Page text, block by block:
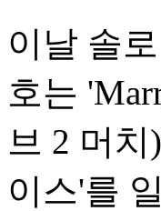
이날 솔
호는
브 2 머치
이스'를